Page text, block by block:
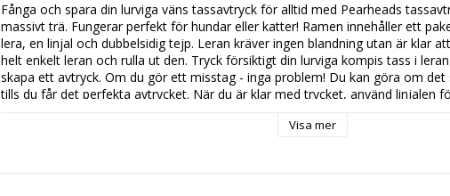
Fånga och spara din lurviga väns tassavtryck för alltid med Pearheads
massivt trä. Fungerar perfekt för hundar eller katter! Ramen innehåller ett
lera, en linjal och dubbelsidig tejp. Leran kräver ingen blandning utan är klar
helt enkelt leran och rulla ut den. Tryck försiktigt din lurviga kompis tass i
skapa ett avtryck. Om du gör ett misstag - inga problem! Du kan göra om
tills du får det perfekta avtrycket. När du är klar med trycket, använd linjalen
Oavsett om du är en ny husdjursägare, eller har tillbringat år med din lurviga
Visa mer